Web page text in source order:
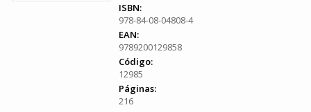
ISBN:
978-84-08-04808-4
EAN:
9789200129858
Código:
12985
Páginas:
216